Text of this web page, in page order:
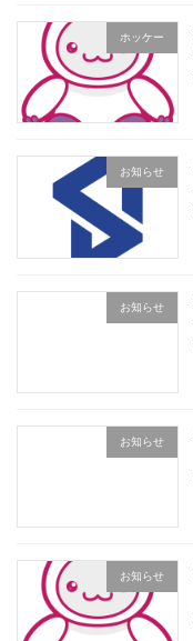
ホッケー
お知らせ
お知らせ
お知らせ
お知らせ